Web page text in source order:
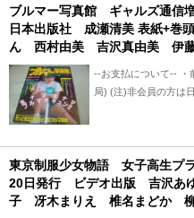
用、日・祭日かかる
追跡番号は発送前に
配送状況確認できま
後、5日間保管してい
いです。 5日過ぎまし
ものとご理解/ご了承
--送料について-- ・
り+保証なし+ポスト
・クロネコ便 送料は
に送料記載あり) ※曜
+クロネコ営業所留
認後、2～3日以内で
用、日・祭日かかる
追跡番号は発送前に
配送状況確認できま
ブルマー写真館 ギャルズ通
日本出版社 成瀬清美 表紙+
ん 西村由美 吉沢真由美 伊
--お支払について-- ・
局) (注)非会員の方は
決済利用出来ないと
「振込み」または「
て-- 中古品ですので
ものとご理解/ご了承
--送料について-- ・
り+保証なし+ポスト
東京制服少女物語 女子高生プ
20日発行 ビデオ出版 吉沢あ
子 冴木まりえ 椎名まどか